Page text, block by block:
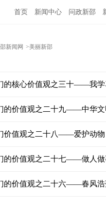
首页 新闻中心 问政新邵
新闻网 >美丽新邵
的核心价值观之三十——我学
的价值观之二十九——中华文
价值观之二十八——爱护动物
的价值观之二十七——做人做
的价值观之二十六——春风浩